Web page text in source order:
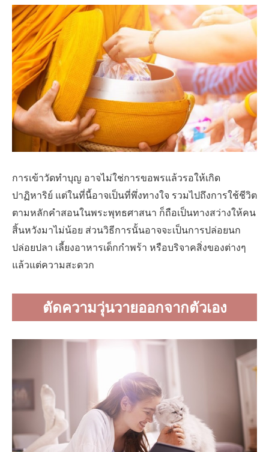
การเข้าวัดทำบุญ อาจไม่ใช่การขอพรแล้วรอให้เกิด
ปาฏิหาริย์ แต่ในที่นี้อาจเป็นที่พึ่งทางใจ รวมไปถึงการใช้ชีวิต
ตามหลักคำสอนในพระพุทธศาสนา ก็ถือเป็นทางสว่างให้คน
สิ้นหวังมาไม่น้อย ส่วนวิธีการนั้นอาจจะเป็นการปล่อยนก
ปล่อยปลา เลี้ยงอาหารเด็กกำพร้า หรือบริจาคสิ่งของต่างๆ
แล้วแต่ความสะดวก
ตัดความวุ่นวายออกจากตัวเอง